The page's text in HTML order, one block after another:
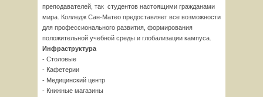
преподавателей, так студентов настоящими гражданами
мира. Колледж Сан-Матео предоставляет все возможности
для профессионального развития, формирования
положительной учебной среды и глобализации кампуса.
Инфраструктура
- Столовые
- Кафетерии
- Медицинский центр
- Книжные магазины